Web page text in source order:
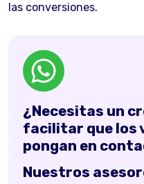
las conversiones.
¿Necesitas un
facilitar que los
pongan en
Nuestros